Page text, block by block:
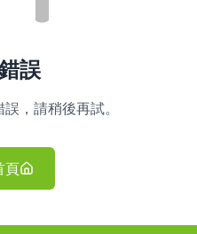
誤
，請稍後再試。
頁